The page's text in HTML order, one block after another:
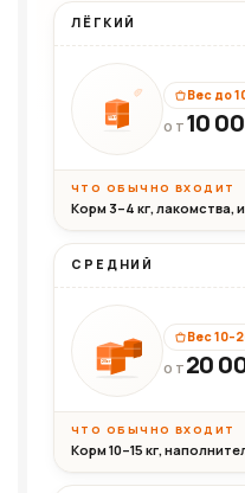
ЛЁГКИЙ
10кг
Вес до
ОТ 10
ЧТО ОБЫЧНО ВХОДИТ
Корм 3–4 кг, лакомства,
СРЕДНИЙ
20кг
Вес
ОТ 20
ЧТО ОБЫЧНО ВХОДИТ
Корм 10–15 кг,